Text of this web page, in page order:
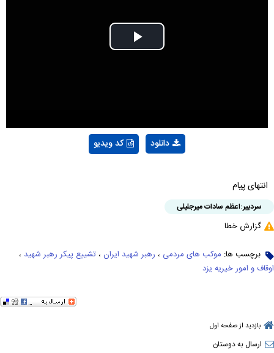
Play
کد ویدیو دانلود
انتهای پیام
سردبیر:اعظم سادات میرجلیلی
گزارش خطا
برچسب ها: موکب های مردمی ، رهبر شهید ایران ، تشییع پیکر رهبر شهید ،
اوقاف و امور خیریه یزد
بازدید از صفحه اول
ارسال به دوستان